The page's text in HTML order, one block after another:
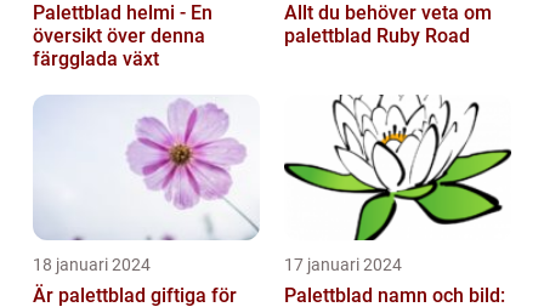
Palettblad helmi - En
översikt över denna
färgglada växt
Allt du behöver veta om
palettblad Ruby Road
18 januari 2024
Är palettblad giftiga för
17 januari 2024
Palettblad namn och bild: